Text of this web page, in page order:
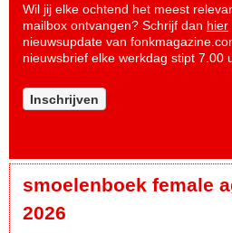
Wil jij elke ochtend het meest
mailbox ontvangen? Schrijf dan hier
nieuwsupdate van
nieuwsbrief elke werkdag stipt 7.00
Inschrijven
smoelenboek female
2026